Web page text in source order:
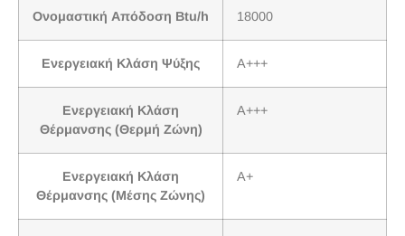
Ονομαστική Απόδοση Btu/h 18000
Ενεργειακή Κλάση Ψύξης A+++
Ενεργειακή Κλάση
Θέρμανσης (Θερμή Ζώνη)
A+++
Ενεργειακή Κλάση
Θέρμανσης (Μέσης Ζώνης)
A+